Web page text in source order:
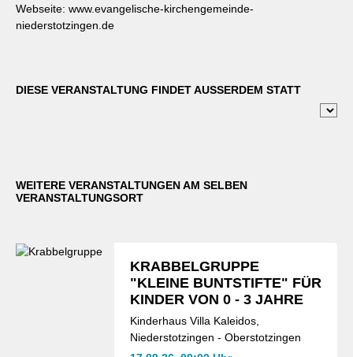
Webseite: www.evangelische-kirchengemeinde-
niederstotzingen.de
DIESE VERANSTALTUNG FINDET AUSSERDEM STATT
WEITERE VERANSTALTUNGEN AM SELBEN
VERANSTALTUNGSORT
KRABBELGRUPPE
"KLEINE BUNTSTIFTE" FÜR
KINDER VON 0 - 3 JAHRE
Kinderhaus Villa Kaleidos,
Niederstotzingen - Oberstotzingen